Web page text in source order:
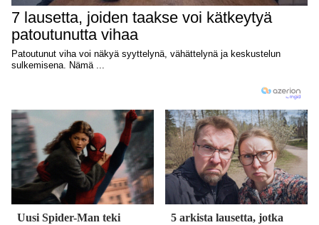
Uusi Spider-Man teki
5 arkista lausetta, jotka